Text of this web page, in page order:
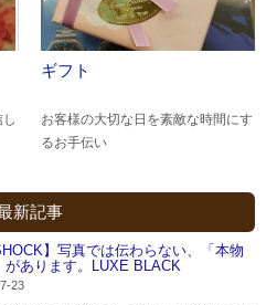
ギフト
お客様の大切な日を素敵な時間にす
るお手伝い
新記事
】写真では伝わらない、「本物
があります。LUXE BLACK
23